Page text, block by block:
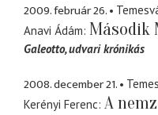
2009. február 26.
Anavi Ádám Második
Galeotto udvari krónikás
2008. december 21.
Kerényi Ferenc A